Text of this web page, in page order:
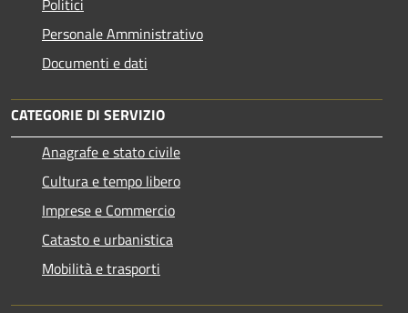
Politici
Personale Amministrativo
Documenti e dati
CATEGORIE DI SERVIZIO
Anagrafe e stato civile
Cultura e tempo libero
Imprese e Commercio
Catasto e urbanistica
Mobilità e trasporti